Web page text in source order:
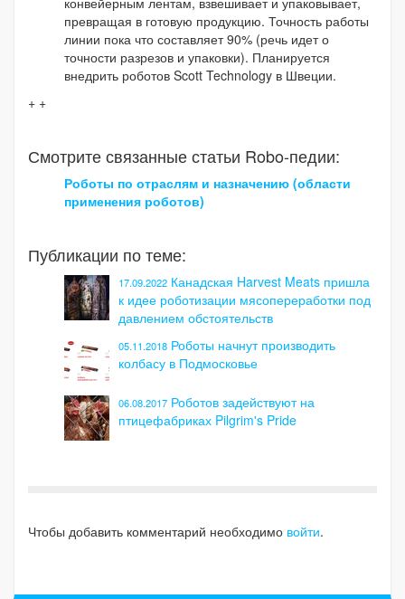
превращая в готовую продукцию. Точность работы
линии пока что составляет 90% (речь идет о
точности разрезов и упаковки). Планируется
внедрить роботов Scott Technology в Швеции.
+ +
Смотрите связанные статьи Robo-педии:
Роботы по отраслям и назначению (области
применения роботов)
Публикации по теме:
17.09.2022 Канадская Harvest Meats пришла
к идее роботизации мясопереработки под
давлением обстоятельств
05.11.2018 Роботы начнут производить
колбасу в Подмосковье
06.08.2017 Роботов задействуют на
птицефабриках Pilgrim's Pride
Чтобы добавить комментарий необходимо войти.